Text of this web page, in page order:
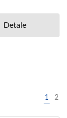
Detale
1 2